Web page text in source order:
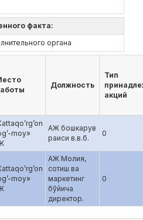
факта:
органа
Должность
Тип
акций
moy»
АЖ бошкарув
раиси в.в.б.
0
moy»
АЖ Молия,
сотиш ва
маркетинг
бўйича
директор.
0